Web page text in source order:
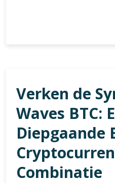
en
Verken de
Waves BTC:
Diepgaande
Combinatie